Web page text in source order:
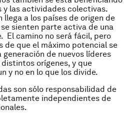
y las actividades colectivas.
a los países de origen de
sienten parte activa de una
El camino no será fácil, pero
de que el máximo potencial se
de nuevos líderes
orígenes, y que
y no en lo que los divide.
son sólo responsabilidad de
independientes de